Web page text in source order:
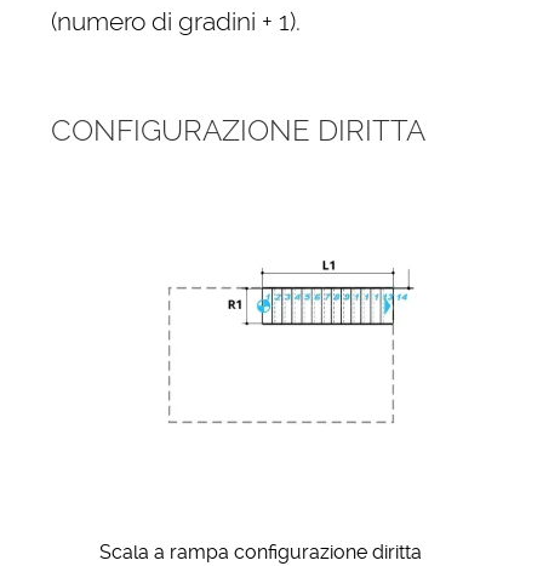
(numero di gradini + 1).
CONFIGURAZIONE DIRITTA
Scala a rampa configurazione diritta